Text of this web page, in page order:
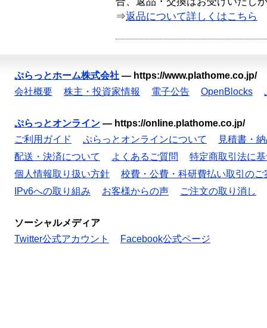
⇒返品について詳しくはこちら
ぷらっとホーム株式会社 — https://www.plathome.co.jp/
会社概要
株主・投資家情報 電子公告 OpenBlocks
ぷらっとオンライン — https://online.plathome.co.jp/
ご利用ガイド
ぷらっとオンラインについて
見積書・
配送・決済について
よくあるご質問
特定商取引法に
個人情報取り扱い方針
校費・公費・科研費払い取引のご
IPv6への取り組み
お客様からの声 ご注文の取り消し
ソーシャルメディア
Twitter公式アカウント
Facebook公式ページ